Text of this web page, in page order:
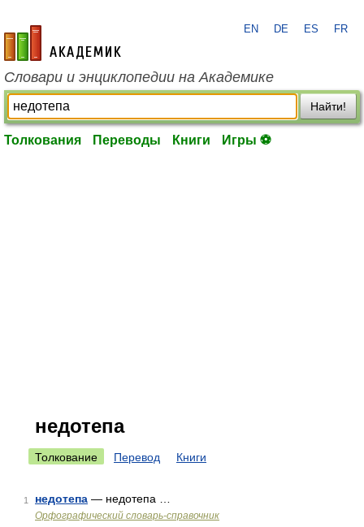
academic.ru
EN DE ES FR
Словари и энциклопедии на Академике
Найти!
Толкования Переводы Книги Игры ⚽
недотепа
Толкование Перевод Книги
1 недотепа — недотепа …
Орфографический словарь-справочник